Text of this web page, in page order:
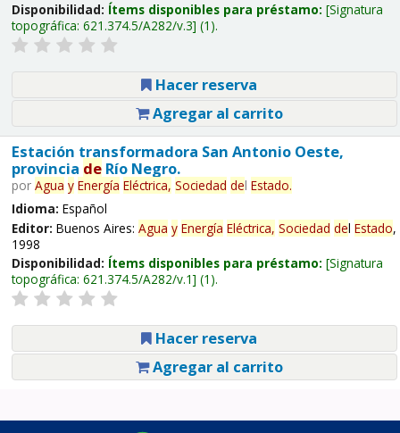
Disponibilidad: Ítems disponibles para préstamo: Signatura
topográfica: 621.374.5/A282/v.3 (1).
Hacer reserva
Agregar al carrito
Estación transformadora San Antonio Oeste,
provincia deRío Negro.
por Agua y Energía Eléctrica, Sociedad del Estado.
Idioma: Español
Editor: Buenos Aires: Agua y Energía Eléctrica, Sociedad del Estado,
1998
Disponibilidad: Ítems disponibles para préstamo: Signatura
topográfica: 621.374.5/A282/v.1 (1).
Hacer reserva
Agregar al carrito